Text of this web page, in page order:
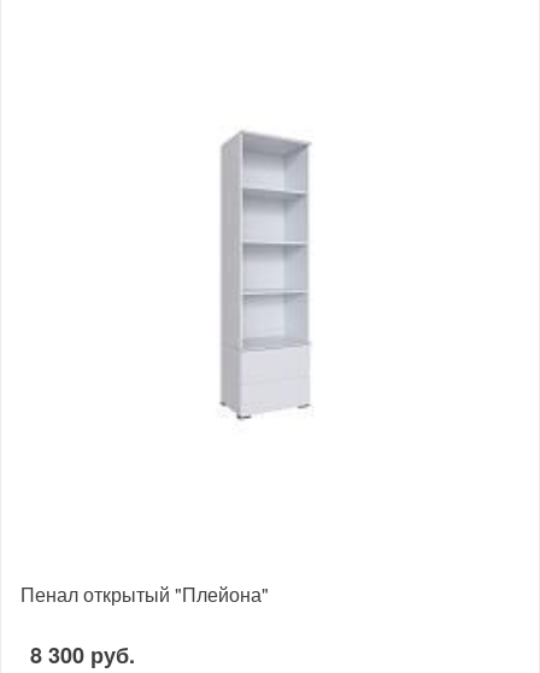
Пенал открытый "Плейона"
8 300 руб.